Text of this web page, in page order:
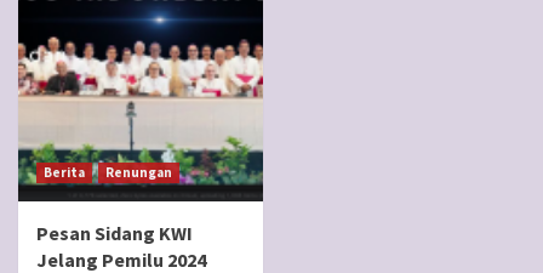
Berita Renungan
Pesan Sidang KWI
Jelang Pemilu 2024